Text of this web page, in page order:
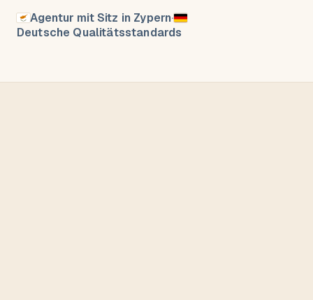
Agentur mit Sitz in Zypern·
Deutsche Qualitätsstandards